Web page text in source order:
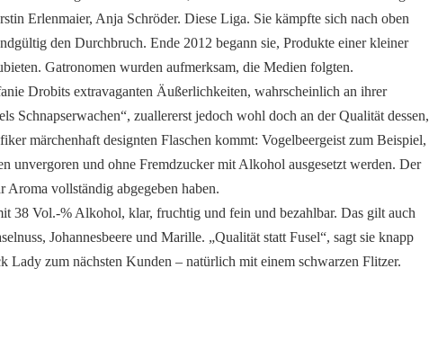
Erlenmaier, Anja Schröder. Diese Liga. Sie kämpfte sich nach oben
den Durchbruch. Ende 2012 begann sie, Produkte einer kleiner
Gatronomen wurden aufmerksam, die Medien folgten.
Drobits extravaganten Äußerlichkeiten, wahrscheinlich an ihrer
Schnapserwachen“, zuallererst jedoch wohl doch an der Qualität dessen,
märchenhaft designten Flaschen kommt: Vogelbeergeist zum Beispiel,
unvergoren und ohne Fremdzucker mit Alkohol ausgesetzt werden. Der
vollständig abgegeben haben.
38 Vol.-% Alkohol, klar, fruchtig und fein und bezahlbar. Das gilt auch
Johannesbeere und Marille. „Qualität statt Fusel“, sagt sie knapp
Lady zum nächsten Kunden – natürlich mit einem schwarzen Flitzer.